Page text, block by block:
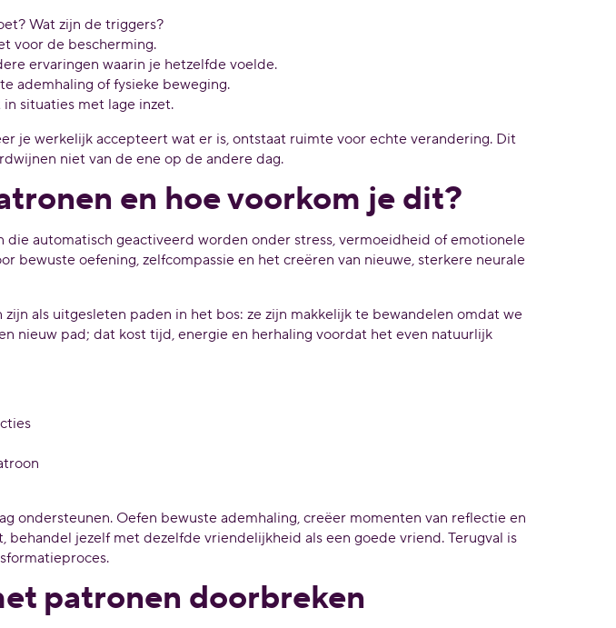
Wat zijn de triggers?
voor de bescherming.
ervaringen waarin je hetzelfde voelde.
ademhaling of fysieke beweging.
situaties met lage inzet.
je werkelijk accepteert wat er is, ontstaat ruimte voor echte verandering. Dit
niet van de ene op de andere dag.
en hoe voorkom je dit?
automatisch geactiveerd worden onder stress, vermoeidheid of emotionele
bewuste oefening, zelfcompassie en het creëren van nieuwe, sterkere neurale
als uitgesleten paden in het bos: ze zijn makkelijk te bewandelen omdat we
nieuw pad; dat kost tijd, energie en herhaling voordat het even natuurlijk
ondersteunen. Oefen bewuste ademhaling, creëer momenten van reflectie en
jezelf met dezelfde vriendelijkheid als een goede vriend. Terugval is
patronen doorbreken